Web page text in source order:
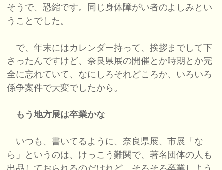
そうで、恐縮です。同じ身体障がい者のよしみとい
うことでした。
で、年末にはカレンダー持って、挨拶までして下
さったんですけど、奈良県展の開催とか時期とか完
全に忘れていて、なにしろそれどころか、いろいろ
係争案件で大変でしたから。
もう地方展は卒業かな
いつも、書いてるように、奈良県展、市展「な
ら」というのは、けっこう難関で、著名団体の人も